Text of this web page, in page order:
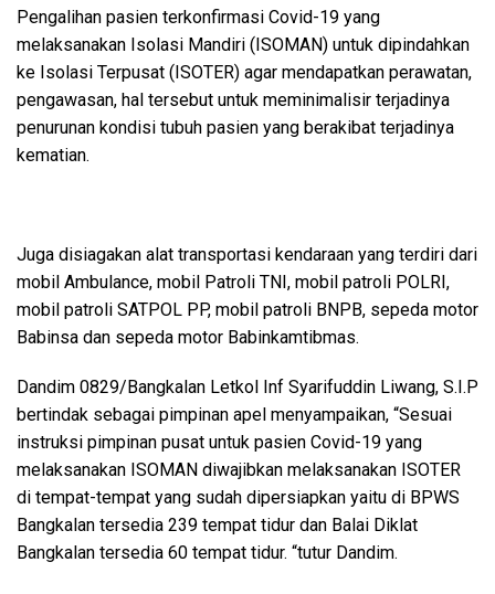
Pengalihan pasien terkonfirmasi Covid-19 yang
melaksanakan Isolasi Mandiri (ISOMAN) untuk dipindahkan
ke Isolasi Terpusat (ISOTER) agar mendapatkan perawatan,
pengawasan, hal tersebut untuk meminimalisir terjadinya
penurunan kondisi tubuh pasien yang berakibat terjadinya
kematian.
Juga disiagakan alat transportasi kendaraan yang terdiri dari
mobil Ambulance, mobil Patroli TNI, mobil patroli POLRI,
mobil patroli SATPOL PP, mobil patroli BNPB, sepeda motor
Babinsa dan sepeda motor Babinkamtibmas.
Dandim 0829/Bangkalan Letkol Inf Syarifuddin Liwang, S.I.P
bertindak sebagai pimpinan apel menyampaikan, “Sesuai
instruksi pimpinan pusat untuk pasien Covid-19 yang
melaksanakan ISOMAN diwajibkan melaksanakan ISOTER
di tempat-tempat yang sudah dipersiapkan yaitu di BPWS
Bangkalan tersedia 239 tempat tidur dan Balai Diklat
Bangkalan tersedia 60 tempat tidur. “tutur Dandim.